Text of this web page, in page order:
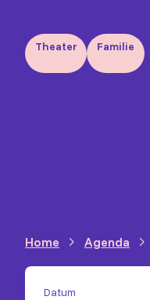
Theater Familie
Home Agenda
Datum